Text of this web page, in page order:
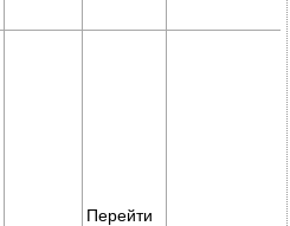
Перейти